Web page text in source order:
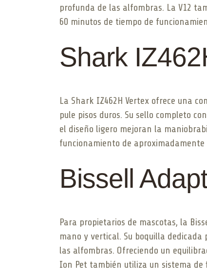
profunda de las alfombras. La V12
60 minutos de tiempo de
Shark
La Shark IZ462H Vertex ofrece una
pule pisos duros. Su sello completo
el diseño ligero mejoran la
funcionamiento de aproximadamente
Bissell
Para propietarios de mascotas, la
mano y vertical. Su boquilla
las alfombras. Ofreciendo un
Ion Pet también utiliza un sistema